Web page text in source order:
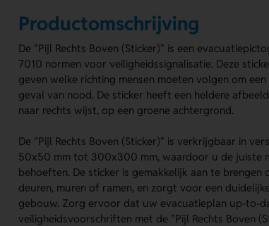
Productomschrijving
De "Pijl Rechts Boven (Sticker)" is een
7010 normen voor veiligheidssignalisatie. Deze
geven welke richting mensen moeten volgen om
geval van nood. De sticker heeft een heldere
naar rechts wijst, op een groene achtergrond.
De "Pijl Rechts Boven (Sticker)" is verkrijgbaar in
50x50 mm tot 300x300 mm, waardoor u de juiste
behoeften. De sticker is gemakkelijk aan te
deuren, muren of ramen, en zorgt voor een
gebouw. Zorg ervoor dat uw evacuatieplan up-to-
veiligheidsvoorschriften met de "Pijl Rechts Boven